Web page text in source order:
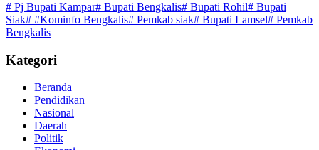
# Pj Bupati Kampar# Bupati Bengkalis# Bupati Rohil# Bupati
Siak# #Kominfo Bengkalis# Pemkab siak# Bupati Lamsel# Pemkab
Bengkalis
Kategori
Beranda
Pendidikan
Nasional
Daerah
Politik